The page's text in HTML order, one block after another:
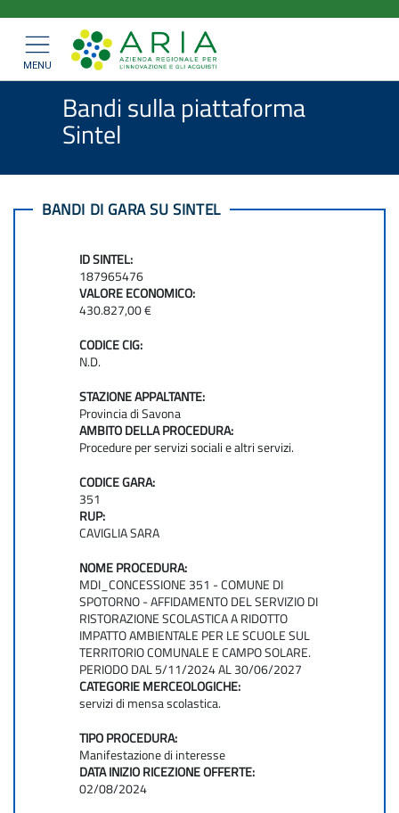
contenuto
principale
ARIA
SpAMostra/nascondi
navigazione
MENU
Home > Bandi e Convenzioni >
Bandi di gara >
Bandi sulla piattaforma Sintel
Bandi sulla piattaforma
Sintel
BANDI DI GARA SU SINTEL
ID SINTEL:
187965476
VALORE ECONOMICO:
430.827,00 €
CODICE CIG:
N.D.
STAZIONE APPALTANTE:
Provincia di Savona
AMBITO DELLA PROCEDURA:
Procedure per servizi sociali e altri servizi.
CODICE GARA:
351
RUP:
CAVIGLIA SARA
NOME PROCEDURA:
MDI_CONCESSIONE 351 - COMUNE DI
SPOTORNO - AFFIDAMENTO DEL SERVIZIO DI
RISTORAZIONE SCOLASTICA A RIDOTTO
IMPATTO AMBIENTALE PER LE SCUOLE SUL
TERRITORIO COMUNALE E CAMPO SOLARE.
PERIODO DAL 5/11/2024 AL 30/06/2027
CATEGORIE MERCEOLOGICHE:
servizi di mensa scolastica.
TIPO PROCEDURA:
Manifestazione di interesse
DATA INIZIO RICEZIONE OFFERTE:
02/08/2024